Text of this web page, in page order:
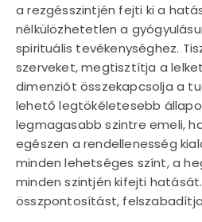
a rezgésszintjén fejti ki a
nélkülözhetetlen a
spirituális tevékenységhez.
szerveket, megtisztítja a
dimenziót összekapcsolja a
lehető legtökéletesebb
legmagasabb szintre emeli,
egészen a rendellenesség
minden lehetséges színt, a
minden szintjén kifejti
összpontosítást,